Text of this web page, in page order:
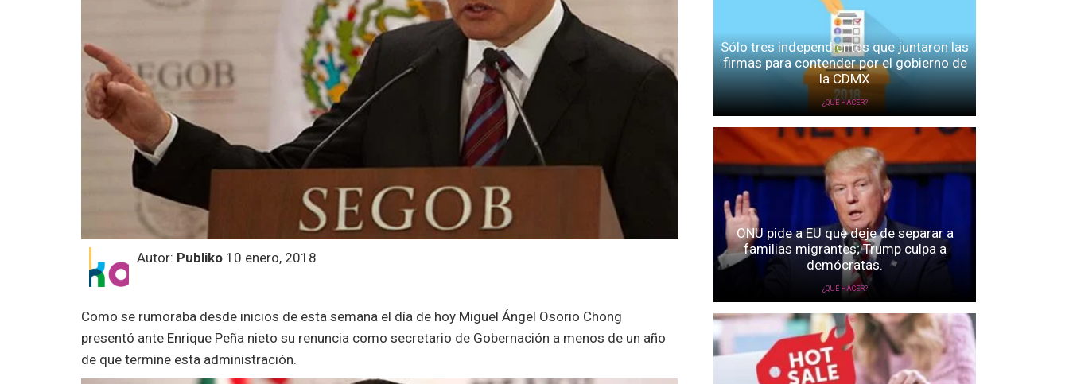
Autor: Publiko 10 enero, 2018
Como se rumoraba desde inicios de esta semana el día de hoy Miguel Ángel Osorio Chong
presentó ante Enrique Peña nieto su renuncia como secretario de Gobernación a menos de un año
de que termine esta administración.
Sólo tres independientes que juntaron las
firmas para contender por el gobierno de
la CDMX
¿QUÉ HACER?
ONU pide a EU que deje de separar a
familias migrantes; Trump culpa a
demócratas.
¿QUÉ HACER?